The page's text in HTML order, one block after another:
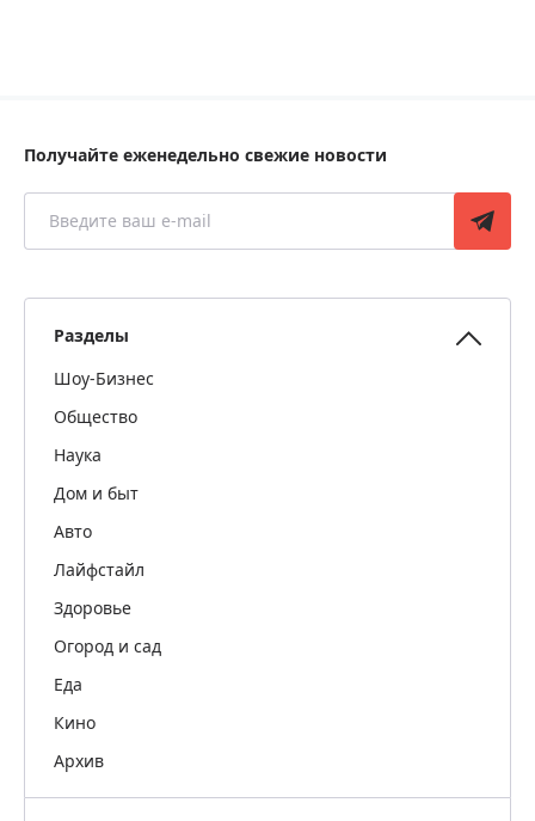
Получайте еженедельно свежие новости
Разделы
Шоу-Бизнес
Общество
Наука
Дом и быт
Авто
Лайфстайл
Здоровье
Огород и сад
Еда
Кино
Архив